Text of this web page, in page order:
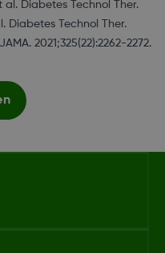
al. Diabetes Technol Ther.
Diabetes Technol Ther.
2021;325(22):2262-2272.